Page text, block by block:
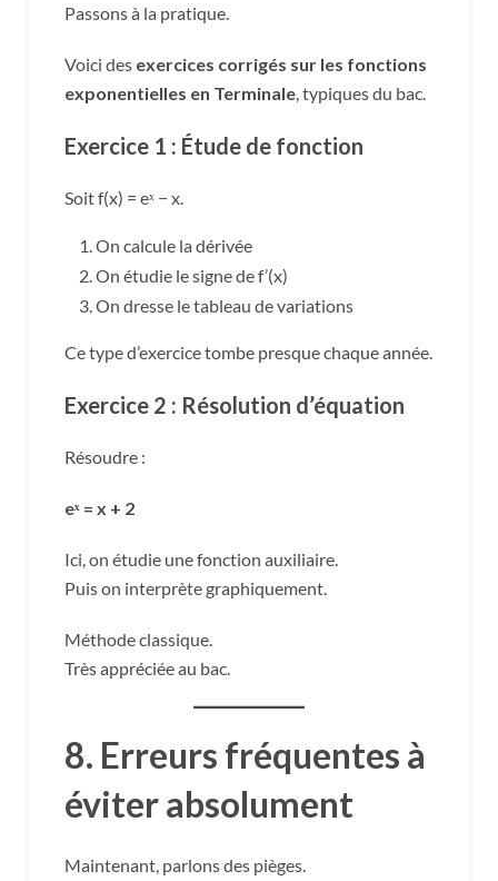
Passons à la pratique.
Voici des exercices corrigés sur les fonctions
exponentielles en Terminale , typiques du bac.
Exercice 1 : Étude de fonction
Soit f(x) = eˣ − x.
On calcule la dérivée
On étudie le signe de f’(x)
On dresse le tableau de variations
Ce type d’exercice tombe presque chaque année.
Exercice 2 : Résolution d’équation
Résoudre :
eˣ = x + 2
Ici, on étudie une fonction auxiliaire.
Puis on interprète graphiquement.
Méthode classique.
Très appréciée au bac.
8. Erreurs fréquentes à
éviter absolument
Maintenant, parlons des pièges.